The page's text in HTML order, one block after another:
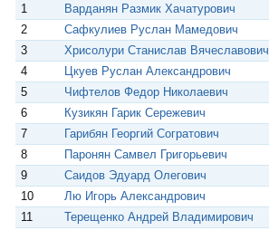
i
1 Варданян Размик Хачатурович
2
Сафкулиев Руслан Мамедович
3
Хрисолури Станислав Вячеславович
4
Цкуев Руслан Александрович
5
Чифтелов Федор Николаевич
6
Кузикян Гарик Сережевич
7
Гарибян Георгий Согратович
8
Паронян Самвел Григорьевич
9
Саидов Эдуард Олегович
10
Лю Игорь Александрович
11
Терещенко Андрей Владимирович